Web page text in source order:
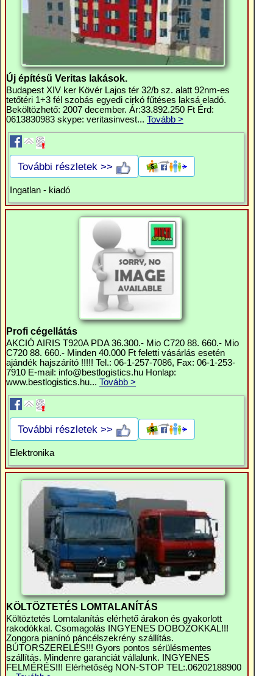
Új építésű Veritas lakások.
Budapest XIV ker Kövér Lajos tér 32/b sz. alatt 92nm-es
tetőtéri 1+3 fél szobás egyedi cirkó fűtéses laksá eladó.
Beköltözhető: 2007 december. Ár:33.892.250 Ft Érd:
0613830983 skype: veritasinvest... Tovább >
További részletek >>
Ingatlan - kiadó
Profi cégellátás
AKCIÓ AIRIS T920A PDA 36.300.- Mio C720 88. 660.- Mio
C720 88. 660.- Minden 40.000 Ft feletti vásárlás esetén
ajándék hajszárító !!!!! Tel.: 06-1-257-7086, Fax: 06-1-253-
7910 E-mail: info@bestlogistics.hu Honlap:
www.bestlogistics.hu... Tovább >
További részletek >>
Elektronika
KÖLTÖZTETÉS LOMTALANÍTÁS
Költöztetés Lomtalanítás elérhető árakon és gyakorlott
rakodókkal. Csomagolás INGYENES DOBOZOKKAL!!!
Zongora pianínó páncélszekrény szállítás.
BÚTORSZERELÉS!!! Gyors pontos sérülésmentes
szállítás. Mindenre garanciát vállalunk. INGYENES
FELMÉRÉS!!! Elérhetőség NON-STOP TEL:.06202188900